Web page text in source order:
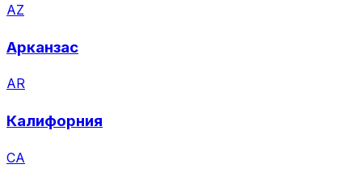
AZ
Арканзас
AR
Калифорния
CA